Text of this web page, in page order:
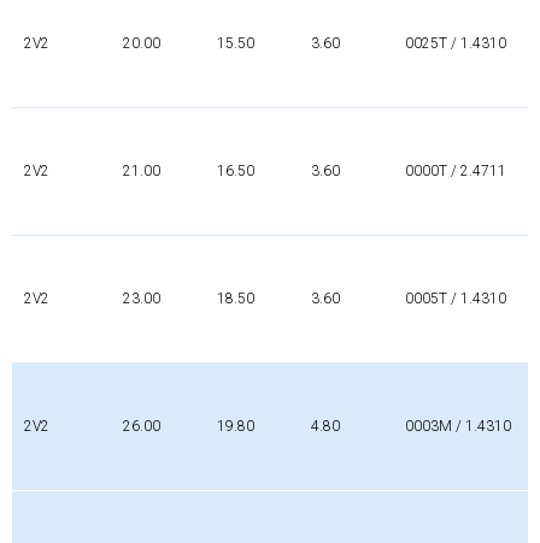
2V2 20.00 15.50 3.60 0025T / 1.4310
2V2 21.00 16.50 3.60 0000T / 2.4711
2V2 23.00 18.50 3.60 0005T / 1.4310
2V2 26.00 19.80 4.80 0003M / 1.4310